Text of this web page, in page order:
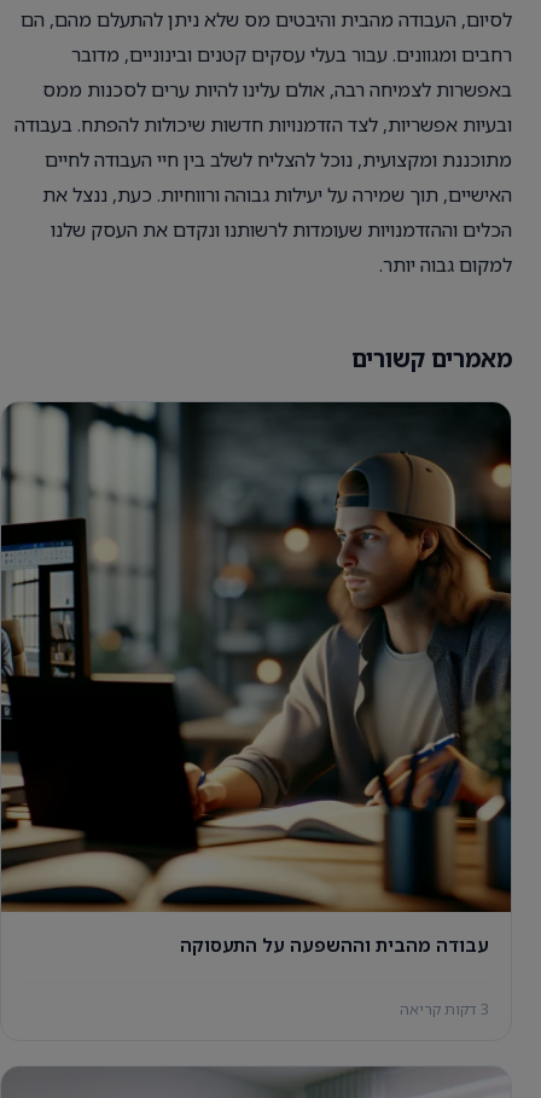
לסיום, העבודה מהבית והיבטים מס שלא ניתן להתעלם מהם, הם
רחבים ומגוונים. עבור בעלי עסקים קטנים ובינוניים, מדובר
באפשרות לצמיחה רבה, אולם עלינו להיות ערים לסכנות ממס
ובעיות אפשריות, לצד הזדמנויות חדשות שיכולות להפתח. בעבודה
מתוכננת ומקצועית, נוכל להצליח לשלב בין חיי העבודה לחיים
האישיים, תוך שמירה על יעילות גבוהה ורווחיות. כעת, ננצל את
הכלים וההזדמנויות שעומדות לרשותנו ונקדם את העסק שלנו
למקום גבוה יותר.
מאמרים קשורים
עבודה מהבית וההשפעה על התעסוקה
3 דקות קריאה